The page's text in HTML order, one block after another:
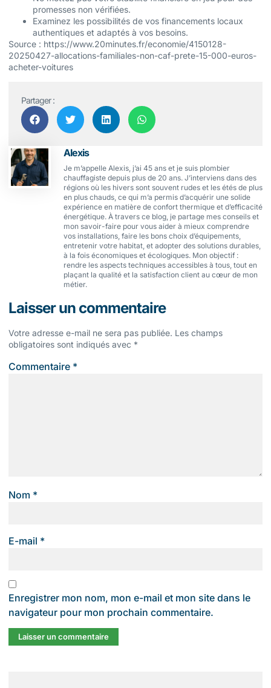
promesses non vérifiées.
Examinez les possibilités de vos financements locaux
authentiques et adaptés à vos besoins.
Source : https://www.20minutes.fr/economie/4150128-
20250427-allocations-familiales-non-caf-prete-15-000-euros-
acheter-voitures
Partager :
Alexis
Je m’appelle Alexis, j’ai 45 ans et je suis plombier
chauffagiste depuis plus de 20 ans. J’interviens dans des
régions où les hivers sont souvent rudes et les étés de plus
en plus chauds, ce qui m’a permis d’acquérir une solide
expérience en matière de confort thermique et d’efficacité
énergétique. À travers ce blog, je partage mes conseils et
mon savoir-faire pour vous aider à mieux comprendre
vos installations, faire les bons choix d’équipements,
entretenir votre habitat, et adopter des solutions durables,
à la fois économiques et écologiques. Mon objectif :
rendre les aspects techniques accessibles à tous, tout en
plaçant la qualité et la satisfaction client au cœur de mon
métier.
Laisser un commentaire
Votre adresse e-mail ne sera pas publiée. Les champs
obligatoires sont indiqués avec *
Commentaire *
Nom *
E-mail *
Enregistrer mon nom, mon e-mail et mon site dans le
navigateur pour mon prochain commentaire.